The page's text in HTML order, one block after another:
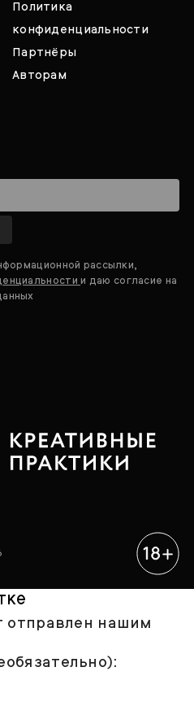
Политика
конфиденциальности
Партнёры
Авторам
рассылки,
и даю согласие на
отправлен нашим